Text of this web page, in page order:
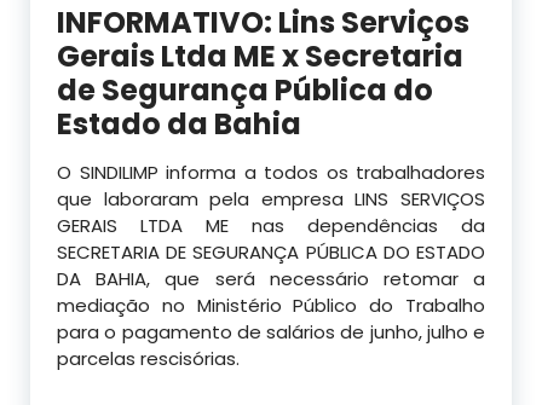
INFORMATIVO: Lins Serviços
Gerais Ltda ME x Secretaria
de Segurança Pública do
Estado da Bahia
O SINDILIMP informa a todos os trabalhadores
que laboraram pela empresa LINS SERVIÇOS
GERAIS LTDA ME nas dependências da
SECRETARIA DE SEGURANÇA PÚBLICA DO ESTADO
DA BAHIA, que será necessário retomar a
mediação no Ministério Público do Trabalho
para o pagamento de salários de junho, julho e
parcelas rescisórias.